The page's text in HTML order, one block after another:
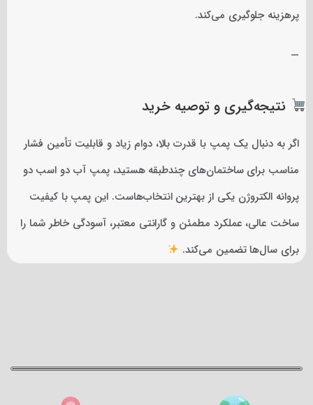
پرهزینه جلوگیری می‌کند.
—
نتیجه‌گیری و توصیه خرید
اگر به دنبال یک پمپ با قدرت بالا، دوام زیاد و قابلیت تأمین فشار
مناسب برای ساختمان‌های چندطبقه هستید، پمپ آب دو اسب دو
پروانه الکتروژن یکی از بهترین انتخاب‌هاست. این پمپ با کیفیت
ساخت عالی، عملکرد مطمئن و گارانتی معتبر، آسودگی خاطر شما را
برای سال‌ها تضمین می‌کند.